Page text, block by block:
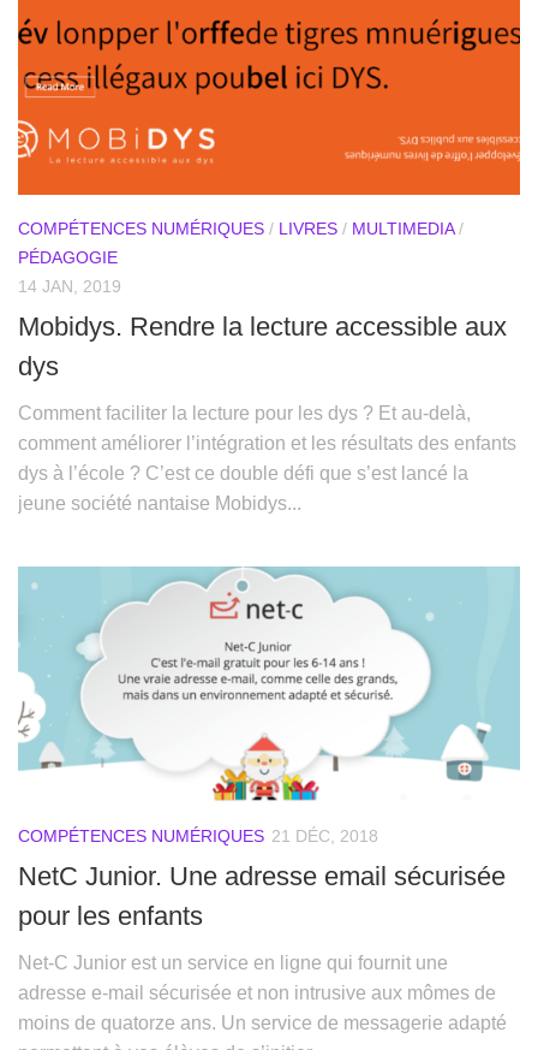
COMPÉTENCES NUMÉRIQUES / LIVRES / MULTIMEDIA/
PÉDAGOGIE
14 JAN, 2019
Mobidys. Rendre la lecture accessible aux
dys
Comment faciliter la lecture pour les dys ? Et au-delà,
comment améliorer l’intégration et les résultats des enfants
dys à l’école ? C’est ce double défi que s’est lancé la
jeune société nantaise Mobidys...
COMPÉTENCES NUMÉRIQUES 21 DÉC, 2018
NetC Junior. Une adresse email sécurisée
pour les enfants
Net-C Junior est un service en ligne qui fournit une
adresse e-mail sécurisée et non intrusive aux mômes de
moins de quatorze ans. Un service de messagerie adapté